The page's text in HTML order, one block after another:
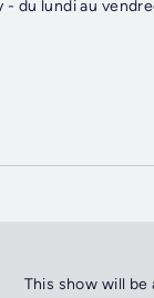
- du lundi au
This show will be